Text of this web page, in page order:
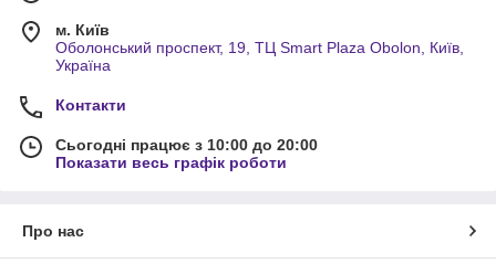
м. Київ
Оболонський проспект, 19, ТЦ Smart Plaza Obolon, Київ,
Україна
Контакти
Сьогодні працює з 10:00 до 20:00
Показати весь графік роботи
Про нас